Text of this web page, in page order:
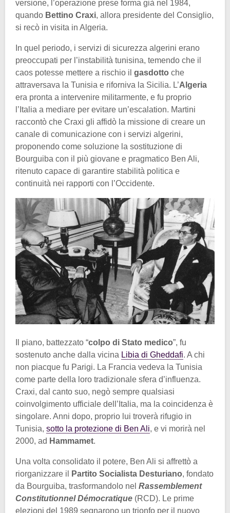
versione, l’operazione prese forma già nel 1984,
quando Bettino Craxi, allora presidente del Consiglio,
si recò in visita in Algeria.
In quel periodo, i servizi di sicurezza algerini erano
preoccupati per l’instabilità tunisina, temendo che il
caos potesse mettere a rischio il gasdotto che
attraversava la Tunisia e riforniva la Sicilia. L’Algeria
era pronta a intervenire militarmente, e fu proprio
l’Italia a mediare per evitare un’escalation. Martini
raccontò che Craxi gli affidò la missione di creare un
canale di comunicazione con i servizi algerini,
proponendo come soluzione la sostituzione di
Bourguiba con il più giovane e pragmatico Ben Ali,
ritenuto capace di garantire stabilità politica e
continuità nei rapporti con l’Occidente.
Il piano, battezzato “colpo di Stato medico”, fu
sostenuto anche dalla vicina Libia di Gheddafi. A chi
non piacque fu Parigi. La Francia vedeva la Tunisia
come parte della loro tradizionale sfera d’influenza.
Craxi, dal canto suo, negò sempre qualsiasi
coinvolgimento ufficiale dell’Italia, ma la coincidenza è
singolare. Anni dopo, proprio lui troverà rifugio in
Tunisia, sotto la protezione di Ben Ali, e vi morirà nel
2000, ad Hammamet.
Una volta consolidato il potere, Ben Ali si affrettò a
riorganizzare il
Partito Socialista Desturiano, fondato
da Bourguiba, trasformandolo nel Rassemblement
Constitutionnel Démocratique (RCD). Le prime
elezioni del 1989 segnarono un trionfo per il nuovo